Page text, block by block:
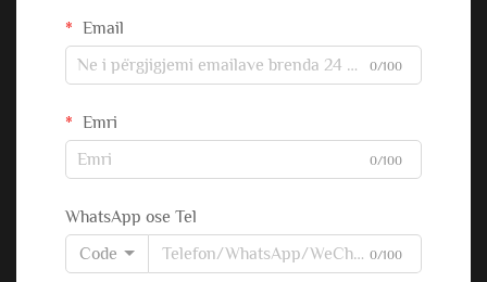
Email
0/100
Emri
0/100
WhatsApp ose Tel
Code
0/100